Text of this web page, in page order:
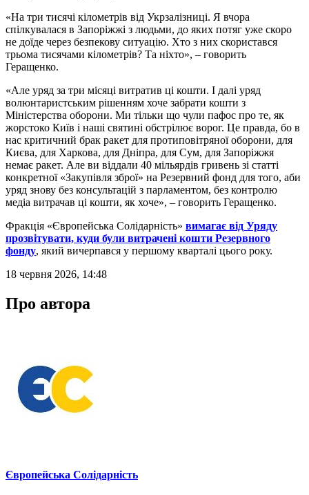
«На три тисячі кілометрів від Укрзалізниці. Я вчора
спілкувалася в Запоріжжі з людьми, до яких потяг уже скоро
не доїде через безпекову ситуацію. Хто з них скористався
трьома тисячами кілометрів? Та ніхто», – говорить
Геращенко.
«Але уряд за три місяці витратив ці кошти. І далі уряд
волюнтаристським рішенням хоче забрати кошти з
Міністерства оборони. Ми тільки що чули пафос про те, як
жорстоко Київ і наші святині обстрілює ворог. Це правда, бо в
нас критичний брак ракет для протиповітряної оборони, для
Києва, для Харкова, для Дніпра, для Сум, для Запоріжжя
немає ракет. Але ви віддали 40 мільярдів гривень зі статті
конкретної «Закупівля зброї» на Резервний фонд для того, аби
уряд знову без консультацій з парламентом, без контролю
медіа витрачав ці кошти, як хоче», – говорить Геращенко.
Фракція «Європейська Солідарність» вимагає від Уряду
прозвітувати, куди були витрачені кошти Резервного
фонду, який вичерпався у першому кварталі цього року.
18 червня 2026, 14:48
Про автора
Європейська Солідарність